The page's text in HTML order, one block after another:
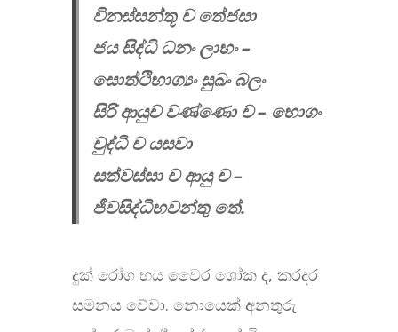
විනස්සන්තූ ච තේජසා
ජය සිද්ධි ධනං ලාභං –
සොත්ථිභාග්‍යං සුඛං බලං
සිරි ආයුච වණ්ණො ච – භොගං
චුද්ධි ච යසවා
සත්වස්සා ච ආයු ච –
ජීවසිද්ධිභවන්තු තේ.
දුක් රෝග භය වෛර ශෝක ද, කරදර
සමනය වේවා. නොයෙක් අනතුරු